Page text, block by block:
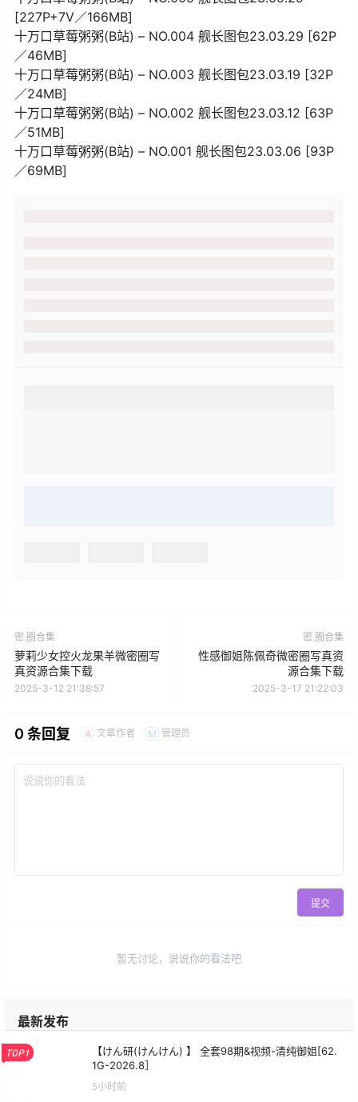
[227P+7V／166MB]
十万口草莓粥粥(B站) – NO.004 舰长图包23.03.29 [62P
／46MB]
十万口草莓粥粥(B站) – NO.003 舰长图包23.03.19 [32P
／24MB]
十万口草莓粥粥(B站) – NO.002 舰长图包23.03.12 [63P
／51MB]
十万口草莓粥粥(B站) – NO.001 舰长图包23.03.06 [93P
／69MB]
密.圈合集
萝莉少女控火龙果羊微密圈写
真资源合集下载
2025-3-12 21:38:57
密.圈合集
性感御姐陈佩奇微密圈写真资
源合集下载
2025-3-17 21:22:03
0 条回复 A 文章作者 M 管理员
提交
暂无讨论，说说你的看法吧
最新发布
TOP1
【けん研(けんけん) 】 全套98期&视频-清纯御姐[62.
1G-2026.8］
5小时前